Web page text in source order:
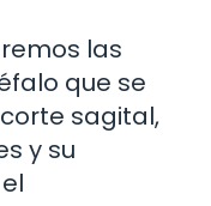
las
que se
sagital,
y su